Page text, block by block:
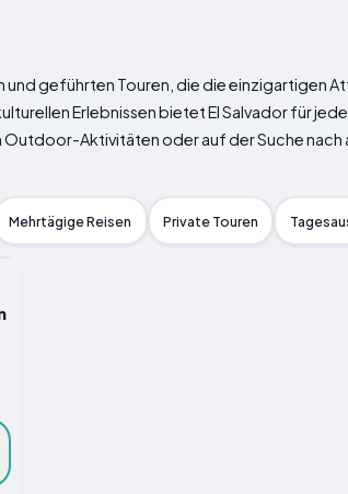
geführten Touren, die die einzigartigen
Erlebnissen bietet El Salvador für
Aktivitäten oder auf der Suche
Mehrtägige Reisen Private Touren